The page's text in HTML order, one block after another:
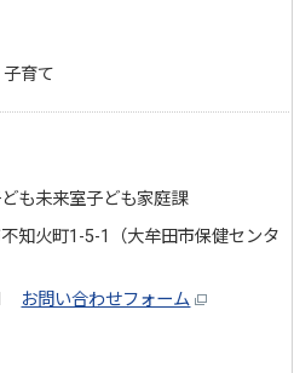
育て
も未来室子ども家庭課
知火町1-5-1（大牟田市保健センタ
お問い合わせフォーム